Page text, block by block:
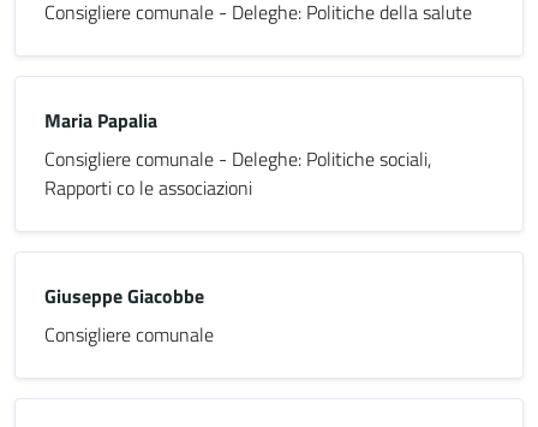
Consigliere comunale - Deleghe: Politiche della salute
Maria Papalia
Consigliere comunale - Deleghe: Politiche sociali,
Rapporti co le associazioni
Giuseppe Giacobbe
Consigliere comunale